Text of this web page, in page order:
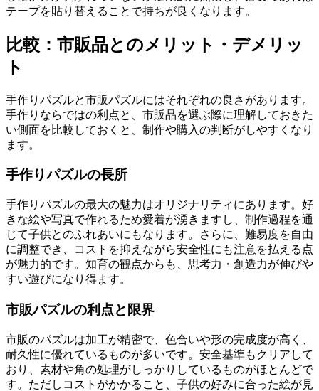
テープを貼り替えることで持ちが良くなります。
比較：市販品とのメリット・デメリッ
ト
手作りパズルと市販パズルにはそれぞれの良さがあります。
手作りならではの利点と、市販品を選ぶ際に理解しておきた
い側面を比較しておくと、制作や購入の判断がしやすくなり
ます。
手作りパズルの長所
手作りパズルの最大の魅力はオリジナリティにあります。好
きな絵や写真で作れるため愛着が湧きますし、制作過程を通
じて子供とのふれあいにもなります。さらに、難易度を自由
に調整でき、コストを抑えながら安全性にも注意を払える点
が魅力的です。知育の観点からも、思考力・創造力が伸びや
すい遊びになり得ます。
市販パズルの利点と限界
市販のパズルは加工が精密で、色合いや形の完成度が高く、
耐久性に優れているものが多いです。安全基準もクリアして
おり、素材や角の処理がしっかりしているものがほとんどで
す。ただしコストがかかること、子供の好みに合った絵が見